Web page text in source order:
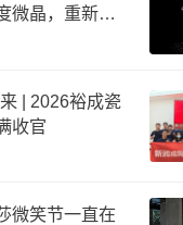
微晶，重新定
| 2026裕成瓷
收官
微笑节一直在